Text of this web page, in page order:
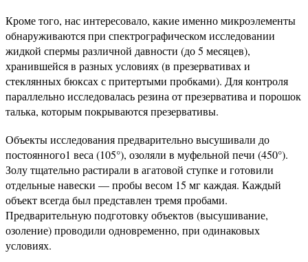
Кроме того, нас интересовало, какие именно микроэлементы
обнаруживаются при спектрографическом исследовании
жидкой спермы различной давности (до 5 месяцев),
хранившейся в разных условиях (в презервативах и
стеклянных бюксах с притертыми пробками). Для контроля
параллельно исследовалась резина от презерватива и порошок
талька, которым покрываются презервативы.
Объекты исследования предварительно высушивали до
постоянного1 веса (105°), озоляли в муфельной печи (450°).
Золу тщательно растирали в агатовой ступке и готовили
отдельные навески — пробы весом 15 мг каждая. Каждый
объект всегда был представлен тремя пробами.
Предварительную подготовку объектов (высушивание,
озоление) проводили одновременно, при одинаковых
условиях.